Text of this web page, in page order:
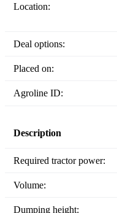
Location:
Deal options:
Placed on:
Agroline ID:
Description
Required tractor power:
Volume:
Dumping height: